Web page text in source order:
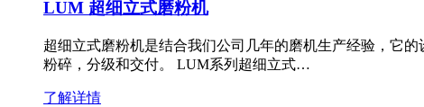
LUM 超细立式磨粉机
超细立式磨粉机是结合我们公司几年的磨机生产经验，它
粉碎，分级和交付。 LUM系列超细立式…
了解详情